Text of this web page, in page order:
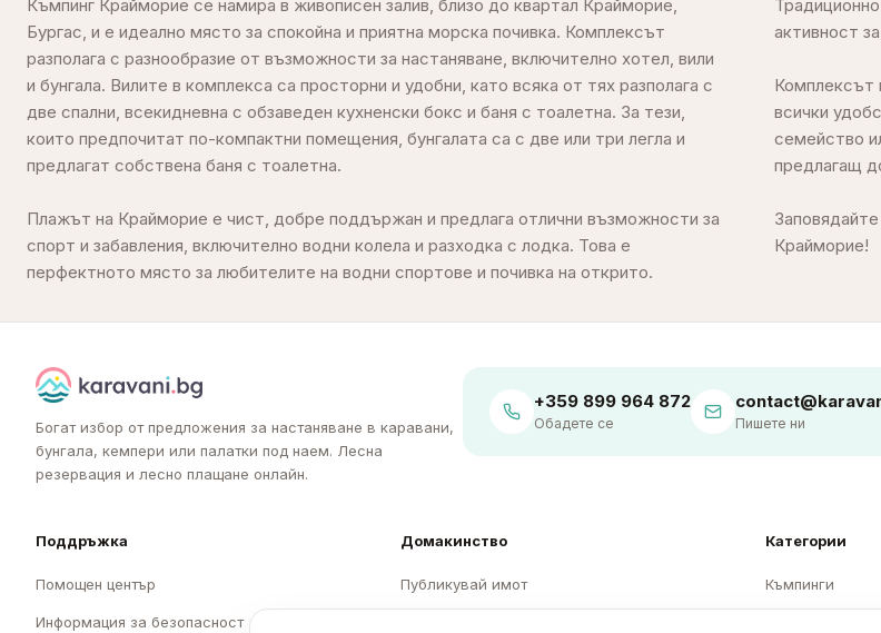
Къмпинг Крайморие се намира в живописен залив, близо до квартал Крайморие,
Бургас, и е идеално място за спокойна и приятна морска почивка. Комплексът
разполага с разнообразие от възможности за настаняване, включително хотел, вили
и бунгала. Вилите в комплекса са просторни и удобни, като всяка от тях разполага с
две спални, всекидневна с обзаведен кухненски бокс и баня с тоалетна. За тези,
които предпочитат по-компактни помещения, бунгалата са с две или три легла и
предлагат собствена баня с тоалетна.
Плажът на Крайморие е чист, добре поддържан и предлага отлични възможности за
спорт и забавления, включително водни колела и разходка с лодка. Това е
перфектното място за любителите на водни спортове и почивка на открито.
Традиционно се организират детски лагери, които осигуряват забавление и
активност за по-малките гости.
Комплексът предлага спокойствие и уединение, като същевременно предоставя
всички удобства за пълноценна почивка. Ако търсите място за почивка със
семейство или приятели, Къмпинг Крайморие е перфектният избор за вас,
предлагащ добро съотношение между цена и качество.
Заповядайте при нас и се насладете на изгодна и релаксираща морска ваканция в
Крайморие!
Богат избор от предложения за настаняване в каравани,
бунгала, кемпери или палатки под наем. Лесна
резервация и лесно плащане онлайн.
+359 899 964 872
Обадете се Пишете ни
Поддръжка
Помощен център
Информация за безопасност
Домакинство
Публикувай имот
Категории
Къмпинги